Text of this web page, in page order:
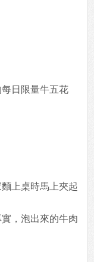
日限量牛五花
上桌時馬上夾起
，泡出來的牛肉